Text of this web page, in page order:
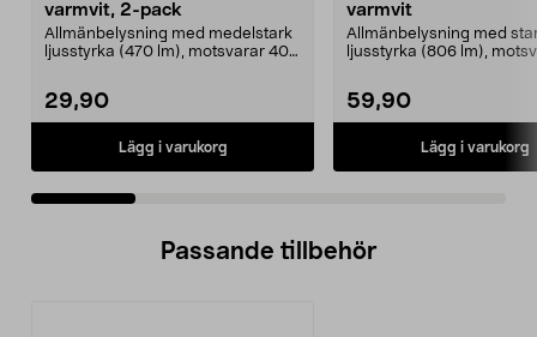
varmvit, 2-pack
Allmänbelysning med medelstark
ljusstyrka (470 lm), motsvarar 40
29,90
Lägg i varukorg
varmvit
Allmänbelysning med
ljusstyrka (806 lm),
59,90
Lägg i varukorg
Passande tillbehör